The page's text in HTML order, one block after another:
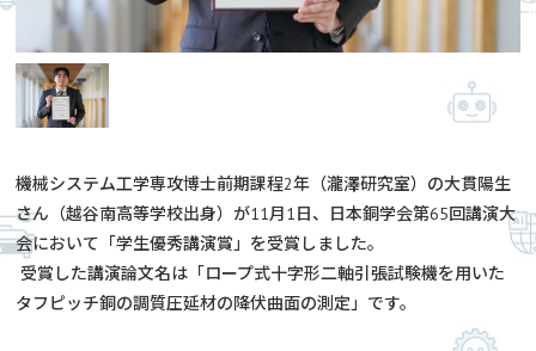
機械システム工学専攻博士前期課程2年（瀧澤研究室）の大貫陽生
さん（越谷南高等学校出身）が11月1日、日本銅学会第65回講演大
会において「学生優秀講演賞」を受賞しました。
受賞した講演論文名は「ロープ式十字形二軸引張試験機を用いた
タフピッチ銅の調質圧延材の降伏曲面の測定」です。